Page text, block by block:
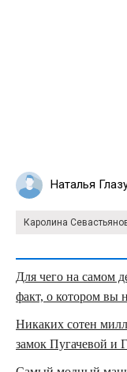
Наталья
Каролина
Для чего на самом
факт, о котором вы
Никаких сотен
замок Пугачевой и